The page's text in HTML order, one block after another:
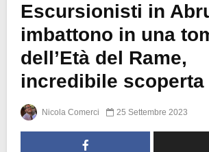
Escursionisti in
imbattono in una
dell’Età del Rame,
incredibile scoperta
Nicola Comerci 25 Settembre 2023